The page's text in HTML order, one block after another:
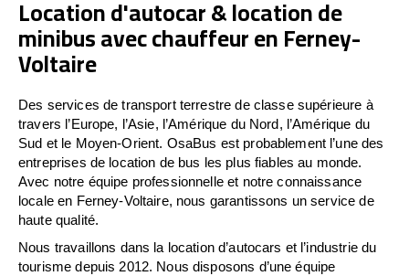
Location d'autocar & location de
minibus avec chauffeur en Ferney-
Voltaire
Des services de transport terrestre de classe supérieure à
travers l’Europe, l’Asie, l’Amérique du Nord, l’Amérique du
Sud et le Moyen-Orient. OsaBus est probablement l’une des
entreprises de location de bus les plus fiables au monde.
Avec notre équipe professionnelle et notre connaissance
locale en Ferney-Voltaire, nous garantissons un service de
haute qualité.
Nous travaillons dans la location d’autocars et l’industrie du
tourisme depuis 2012. Nous disposons d’une équipe